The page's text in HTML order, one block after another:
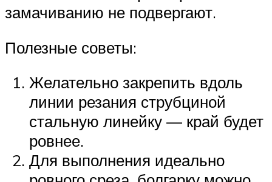
замачиванию не подвергают.
Полезные советы:
Желательно закрепить вдоль
линии резания струбциной
стальную линейку — край будет
ровнее.
Для выполнения идеально